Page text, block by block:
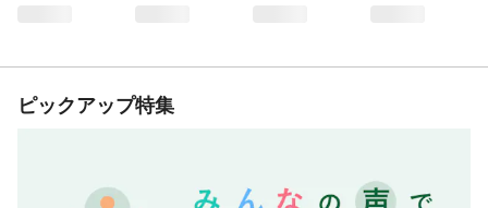
ピックアップ特集